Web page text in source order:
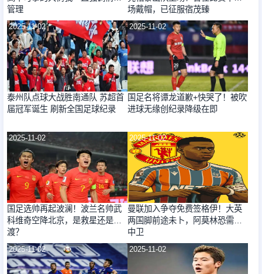
管理
场戴帽，已征服宿茂臻
2025-11-02
泰州队点球大战胜南通队 苏超首
届冠军诞生 刷新全国足球纪录
2025-11-02
国足名将谭龙道歉+快哭了！被吹
进球无缘创纪录降级在即
2025-11-02
国足选帅再起波澜！波兰名帅武
科维奇空降北京，是救星还是过
渡？
2025-11-02
曼联加入争夺免费签格伊！大英
两国脚前途未卜，阿莫林恐需买
中卫
2025-11-02 2025-11-02